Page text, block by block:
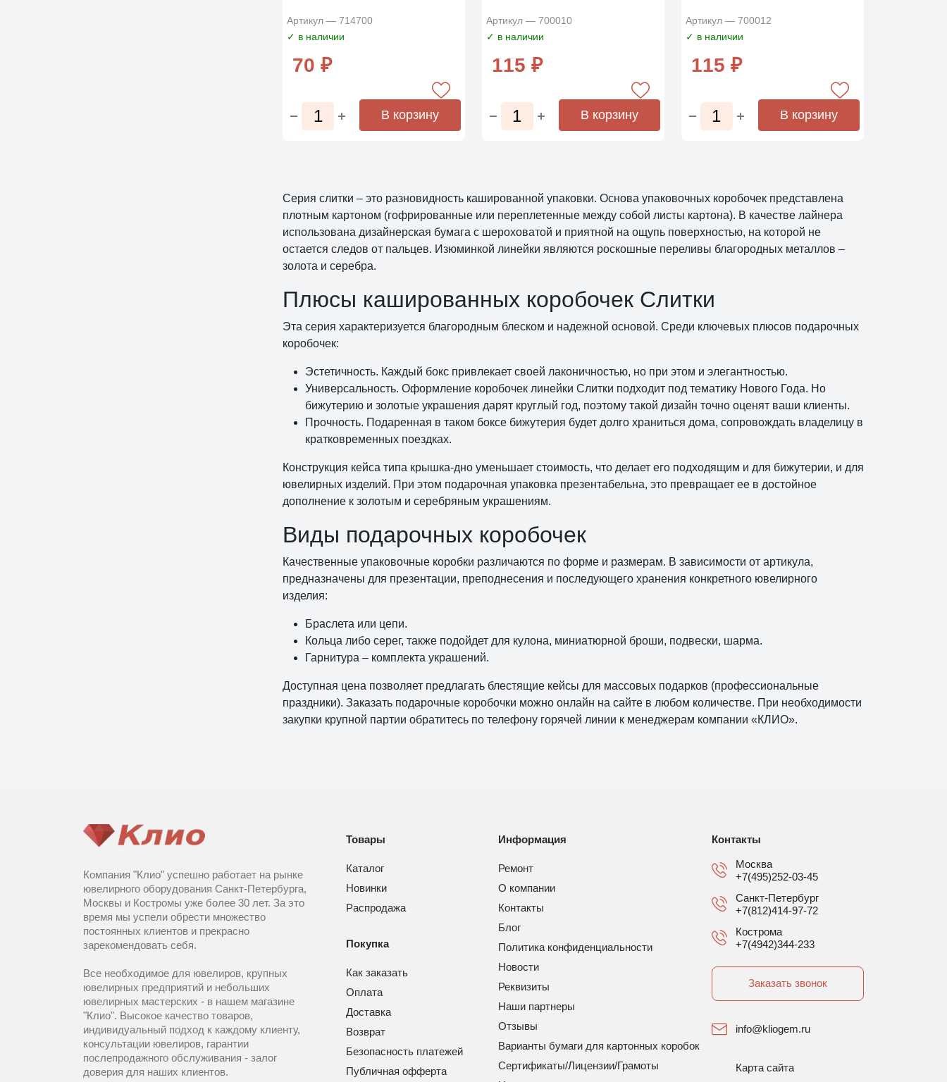
Артикул — 714700
✓ в наличии
70 ₽
В корзину
Артикул — 700010
✓ в наличии
115 ₽
В корзину
Артикул — 700012
✓ в наличии
115 ₽
В корзину
Серия слитки – это разновидность кашированной упаковки. Основа упаковочных коробочек представлена
плотным картоном (гофрированные или переплетенные между собой листы картона). В качестве лайнера
использована дизайнерская бумага с шероховатой и приятной на ощупь поверхностью, на которой не
остается следов от пальцев. Изюминкой линейки являются роскошные переливы благородных металлов –
золота и серебра.
Плюсы кашированных коробочек Слитки
Эта серия характеризуется благородным блеском и надежной основой. Среди ключевых плюсов подарочных
коробочек:
Эстетичность. Каждый бокс привлекает своей лаконичностью, но при этом и элегантностью.
Универсальность. Оформление коробочек линейки Слитки подходит под тематику Нового Года. Но
бижутерию и золотые украшения дарят круглый год, поэтому такой дизайн точно оценят ваши клиенты.
Прочность. Подаренная в таком боксе бижутерия будет долго храниться дома, сопровождать владелицу в
кратковременных поездках.
Конструкция кейса типа крышка-дно уменьшает стоимость, что делает его подходящим и для бижутерии, и для
ювелирных изделий. При этом подарочная упаковка презентабельна, это превращает ее в достойное
дополнение к золотым и серебряным украшениям.
Виды подарочных коробочек
Качественные упаковочные коробки различаются по форме и размерам. В зависимости от артикула,
предназначены для презентации, преподнесения и последующего хранения конкретного ювелирного
изделия:
Браслета или цепи.
Кольца либо серег, также подойдет для кулона, миниатюрной броши, подвески, шарма.
Гарнитура – комплекта украшений.
Доступная цена позволяет предлагать блестящие кейсы для массовых подарков (профессиональные
праздники). Заказать подарочные коробочки можно онлайн на сайте в любом количестве. При необходимости
закупки крупной партии обратитесь по телефону горячей линии к менеджерам компании «КЛИО».
Компания "Клио" успешно работает на рынке
ювелирного оборудования Санкт-Петербурга,
Москвы и Костромы уже более 30 лет. За это
время мы успели обрести множество
постоянных клиентов и прекрасно
зарекомендовать себя.
Все необходимое для ювелиров, крупных
ювелирных предприятий и небольших
ювелирных мастерских - в нашем магазине
"Клио". Высокое качество товаров,
индивидуальный подход к каждому клиенту,
консультации ювелиров, гарантии
послепродажного обслуживания - залог
доверия для наших клиентов.
Товары
Каталог
Новинки
Распродажа
Покупка
Как заказать
Оплата
Доставка
Возврат
Безопасность платежей
Публичная офферта
Информация
Ремонт
О компании
Контакты
Блог
Политика конфиденциальности
Новости
Реквизиты
Наши партнеры
Отзывы
Варианты бумаги для картонных коробок
Сертификаты/Лицензии/Грамоты
Контакты
Москва
+7(495)252-03-45
Санкт-Петербург
+7(812)414-97-72
Кострома
+7(4942)344-233
Заказать звонок
info@kliogem.ru
Карта сайта